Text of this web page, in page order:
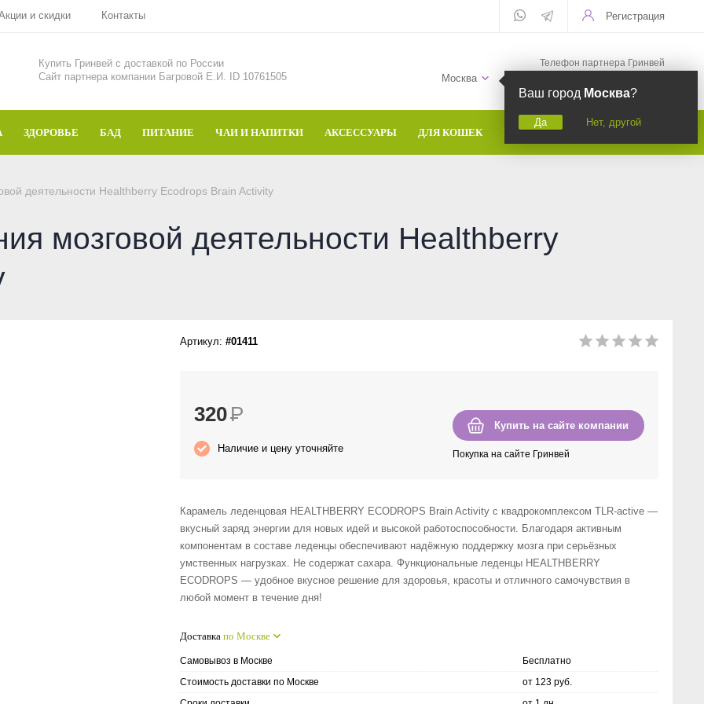
и скидки Контакты Регистрация
Купить Гринвей c доставкой по России
Сайт партнера компании Багровой Е.И. ID 10761505
Москва
Ваш город Москва?
Да Нет, другой
Телефон партнера Гринвей
ЗДОРОВЬЕ БАД ПИТАНИЕ ЧАИ И НАПИТКИ АКСЕССУАРЫ ДЛЯ КОШЕК БРЕНДЫ
деятельности Healthberry Ecodrops Brain Activity
мозговой деятельности Healthberry
Артикул: #01411
Купить на сайте компании
Покупка на сайте Гринвей
320Р
Наличие и цену уточняйте
Карамель леденцовая HEALTHBERRY ECODROPS Brain Activity с квадрокомплексом TLR-active —
вкусный заряд энергии для новых идей и высокой работоспособности. Благодаря активным
компонентам в составе леденцы обеспечивают надёжную поддержку мозга при серьёзных
умственных нагрузках. Не содержат сахара. Функциональные леденцы HEALTHBERRY
ECODROPS — удобное вкусное решение для здоровья, красоты и отличного самочувствия в
любой момент в течение дня!
Доставка по Москве
Самовывоз в Москве
Бесплатно
Стоимость доставки по Москве
от 123 руб.